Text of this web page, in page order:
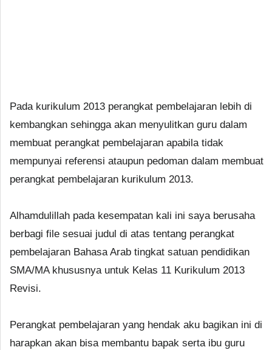
Pada kurikulum 2013 perangkat pembelajaran lebih di
kembangkan sehingga akan menyulitkan guru dalam
membuat perangkat pembelajaran apabila tidak
mempunyai referensi ataupun pedoman dalam membuat
perangkat pembelajaran kurikulum 2013.
Alhamdulillah pada kesempatan kali ini saya berusaha
berbagi file sesuai judul di atas tentang perangkat
pembelajaran Bahasa Arab tingkat satuan pendidikan
SMA/MA khususnya untuk Kelas 11 Kurikulum 2013
Revisi.
Perangkat pembelajaran yang hendak aku bagikan ini di
harapkan akan bisa membantu bapak serta ibu guru